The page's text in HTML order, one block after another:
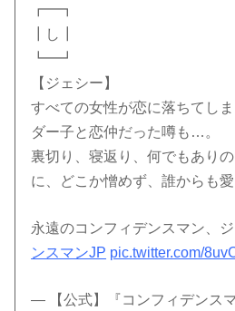
┏━┓
┃し┃
┗━┛
【ジェシー】
すべての女性が恋に落ちてしま
ダー子と恋仲だった噂も…。
裏切り、寝返り、何でもあり
に、どこか憎めず、誰からも愛
永遠のコンフィデンスマン、
ンスマンJP pic.twitter.com/
— 【公式】『コンフィデンスマ